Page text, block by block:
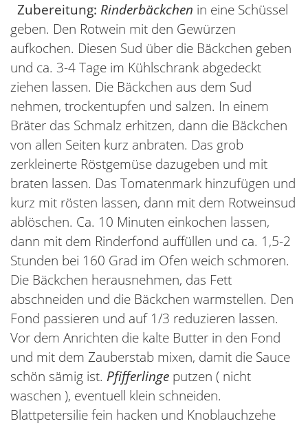
Zubereitung: Rinderbäckchen in eine Schüssel
geben. Den Rotwein mit den Gewürzen
aufkochen. Diesen Sud über die Bäckchen geben
und ca. 3-4 Tage im Kühlschrank abgedeckt
ziehen lassen. Die Bäckchen aus dem Sud
nehmen, trockentupfen und salzen. In einem
Bräter das Schmalz erhitzen, dann die Bäckchen
von allen Seiten kurz anbraten. Das grob
zerkleinerte Röstgemüse dazugeben und mit
braten lassen. Das Tomatenmark hinzufügen und
kurz mit rösten lassen, dann mit dem Rotweinsud
ablöschen. Ca. 10 Minuten einkochen lassen,
dann mit dem Rinderfond auffüllen und ca. 1,5-2
Stunden bei 160 Grad im Ofen weich schmoren.
Die Bäckchen herausnehmen, das Fett
abschneiden und die Bäckchen warmstellen. Den
Fond passieren und auf 1/3 reduzieren lassen.
Vor dem Anrichten die kalte Butter in den Fond
und mit dem Zauberstab mixen, damit die Sauce
schön sämig ist. Pfifferlinge putzen ( nicht
waschen ), eventuell klein schneiden.
Blattpetersilie fein hacken und Knoblauchzehe